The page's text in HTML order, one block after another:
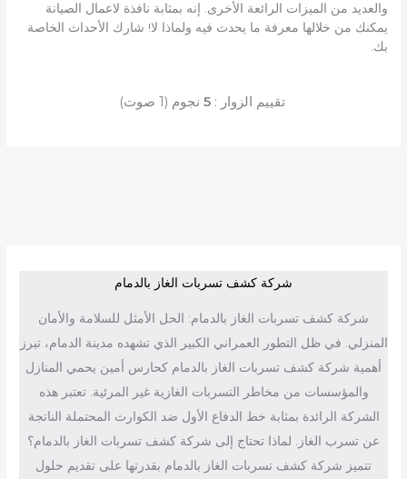
والعديد من الميزات الرائعة الأخرى. إنه بمثابة نافذة لاعمال الصيانة
يمكنك من خلالها معرفة ما يحدث فيه ولماذا لا! شارك الأحداث الخاصة
بك.
تقييم الزوار : نجوم (
1صوت)
شركة كشف تسربات الغاز بالدمام
شركة كشف تسربات الغاز بالدمام: الحل الأمثل للسلامة والأمان
المنزلي. في ظل التطور العمراني الكبير الذي تشهده مدينة الدمام، تبرز
أهمية شركة كشف تسربات الغاز بالدمام كحارس أمين يحمي المنازل
والمؤسسات من مخاطر التسربات الغازية غير المرئية. تعتبر هذه
الشركة الرائدة بمثابة خط الدفاع الأول ضد الكوارث المحتملة الناتجة
عن تسرب الغاز. لماذا تحتاج إلى شركة كشف تسربات الغاز بالدمام؟
تتميز شركة كشف تسربات الغاز بالدمام بقدرتها على تقديم حلول